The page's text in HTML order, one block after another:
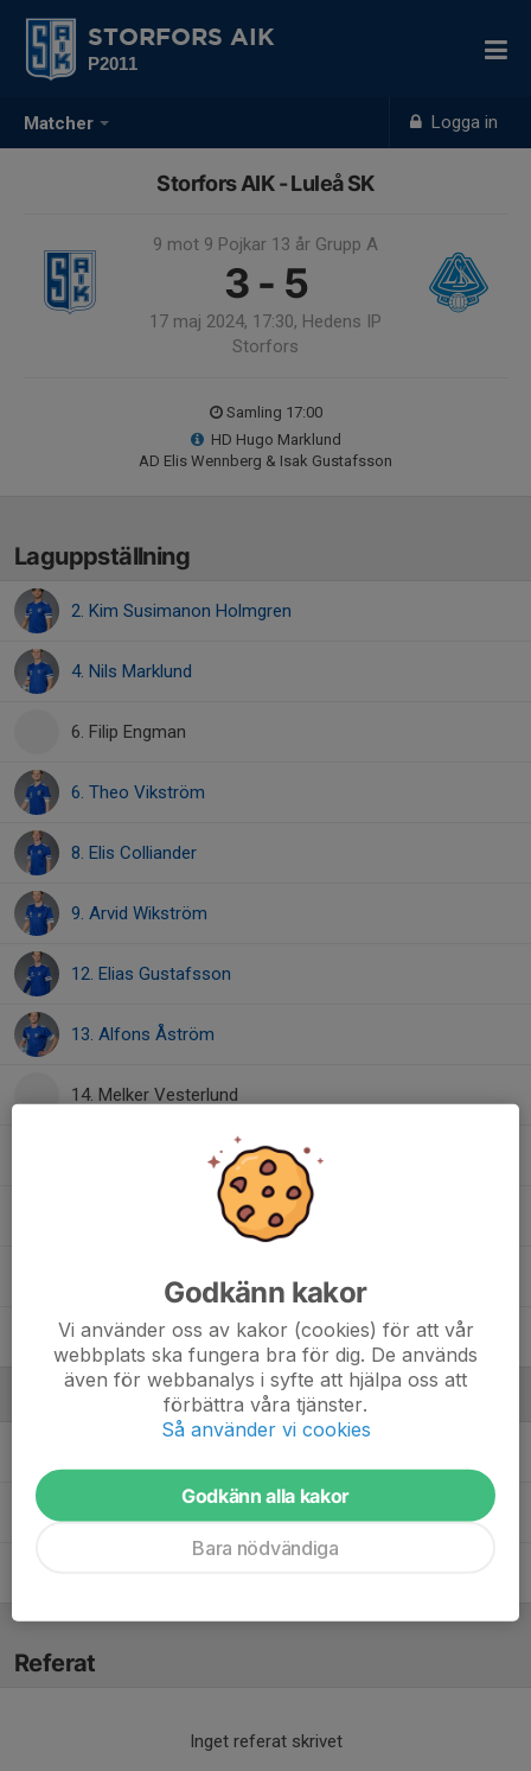
Matcher Logga in
STORFORS AIK
P2011
Storfors AIK - Luleå SK
9 mot 9 Pojkar 13 år Grupp A
3 - 5
17 maj 2024, 17:30, Hedens IP
Storfors
Samling 17:00
HD Hugo Marklund
AD Elis Wennberg & Isak Gustafsson
Laguppställning
2. Kim Susimanon Holmgren
4. Nils Marklund
6. Filip Engman
6. Theo Vikström
8. Elis Colliander
9. Arvid Wikström
12. Elias Gustafsson
13. Alfons Åström
14. Melker Vesterlund
22. Jonas Nordswahn
24. Pontus Eriksson
Referat
Inget referat skrivet
Godkänn kakor
Vi använder oss av kakor (cookies) för att vår
webbplats ska fungera bra för dig. De används
även för webbanalys i syfte att hjälpa oss att
förbättra våra tjänster.
Så använder vi cookies
Godkänn alla kakor
Bara nödvändiga